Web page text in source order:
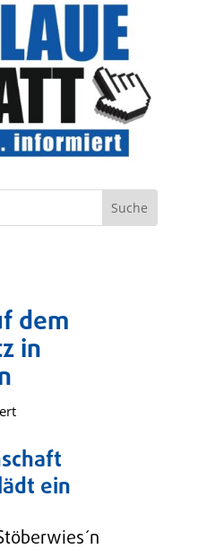
dem
in
ein